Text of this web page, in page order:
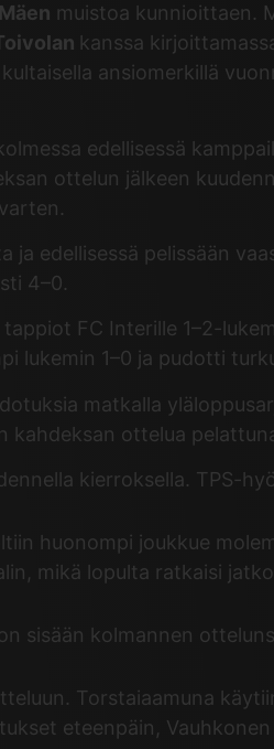
Mäen muistoa kunnioittaen.
kanssa
ansiomerkillä
edellisessä
ottelun jälkeen
edellisessä pelissään
4–0.
FC Interille 1–2-
lukemin 1–0 ja pudotti
matkalla
kahdeksan ottelua
kierroksella. TPS-
huonompi joukkue
mikä lopulta ratkaisi
sisään kolmannen
Torstaiaamuna
eteenpäin,